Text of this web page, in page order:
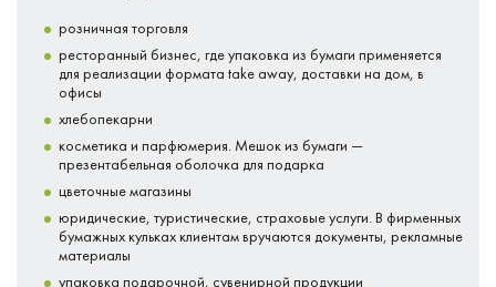
розничная торговля
ресторанный бизнес, где упаковка из бумаги применяется
для реализации формата take away, доставки на дом, в
офисы
хлебопекарни
косметика и парфюмерия. Мешок из бумаги —
презентабельная оболочка для подарка
цветочные магазины
юридические, туристические, страховые услуги. В фирменных
бумажных кульках клиентам вручаются документы, рекламные
материалы
упаковка подарочной, сувенирной продукции